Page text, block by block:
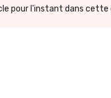
pour l'instant dans cette